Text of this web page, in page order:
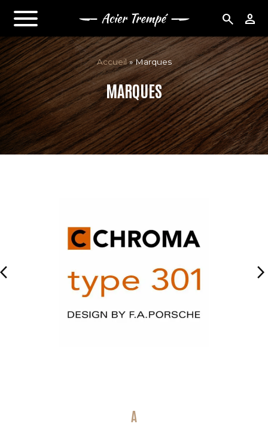
search person
Accueil»Marques
MARQUES
arrow_back_ios arrow_forward_ios
A